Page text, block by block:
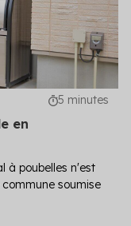
5 minutes
en
à poubelles n'est
soumise